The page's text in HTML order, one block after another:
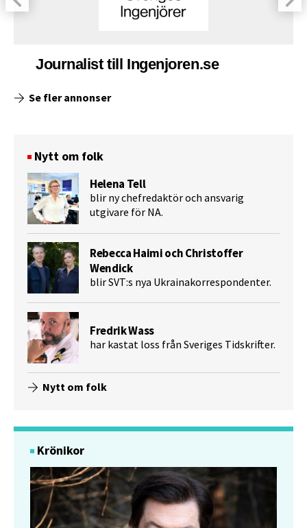
Journalist till Ingenjoren.se
Se fler annonser
Nytt om folk
Helena Tell
blir ny chefredaktör och ansvarig
utgivare för NA.
Rebecca Haimi och Christoffer
Wendick
blir SVT:s nya Ukrainakorrespondenter.
Fredrik Wass
har kastat loss från Sveriges Tidskrifter.
Nytt om folk
Krönikor